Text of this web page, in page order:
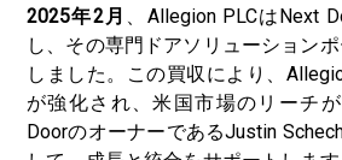
2025年2月 、Allegion PLCはNext
し、その専門ドアソリューション
しました。この買収により、
が強化され、米国市場のリーチ
DoorのオーナーであるJustin